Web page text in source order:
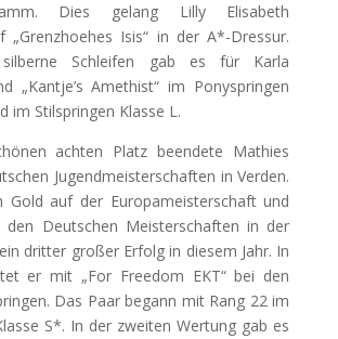
Dies gelang Lilly Elisabeth
„Grenzhoehes Isis“ in der A*-Dressur.
Schleifen gab es für Karla
„Kantje’s Amethist“ im Ponyspringen
im Stilspringen Klasse L.
achten Platz beendete Mathies
Jugendmeisterschaften in Verden.
Gold auf der Europameisterschaft und
Deutschen Meisterschaften in der
dritter großer Erfolg in diesem Jahr. In
er mit „For Freedom EKT“ bei den
Das Paar begann mit Rang 22 im
S*. In der zweiten Wertung gab es